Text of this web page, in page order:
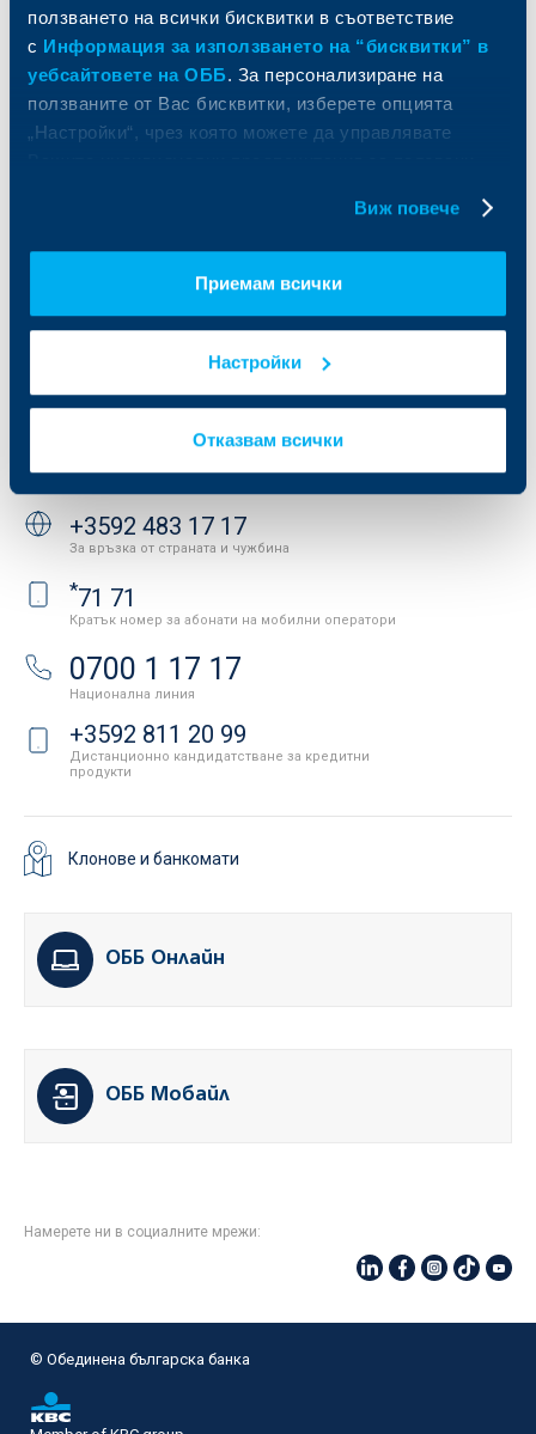
ползването на всички бисквитки в съответствие
с Информация за използването на “бисквитки” в
уебсайтовете на ОББ. За персонализиране на
ползваните от Вас бисквитки, изберете опцията
„Настройки“, чрез която можете да управлявате
Виж повече
Приемам всички
Настройки
Отказвам всички
За ОББ
Кои сме ние
За KBC Груп
За акционери
Тарифи и общи условия
Кариери
Групата на KBC
ДЗИ
ОББ Интерлийз
ОББ Пенсионно осигуряване
Продажба на имоти
Бисквитки
Защита на личните данни
API портал за разработчици
Свържете се с нас
+3592 483 17 17
За връзка от страната и чужбина
*71 71
Кратък номер за абонати на мобилни оператори
0700 1 17 17
Национална линия
+3592 811 20 99
Дистанционно кандидатстване за кредитни
продукти
Клонове и банкомати
ОББ Онлайн
ОББ Мобайл
Намерете ни в социалните мрежи:
© Oбединена българска банка